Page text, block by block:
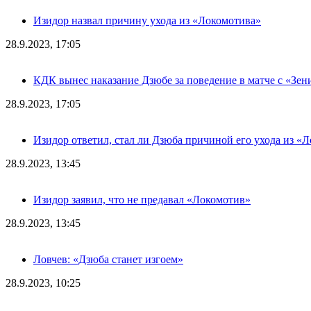
Изидор назвал причину ухода из «Локомотива»
28.9.2023, 17:05
КДК вынес наказание Дзюбе за поведение в матче с
28.9.2023, 17:05
Изидор ответил, стал ли Дзюба причиной его ухода из
28.9.2023, 13:45
Изидор заявил, что не предавал «Локомотив»
28.9.2023, 13:45
Ловчев: «Дзюба станет изгоем»
28.9.2023, 10:25